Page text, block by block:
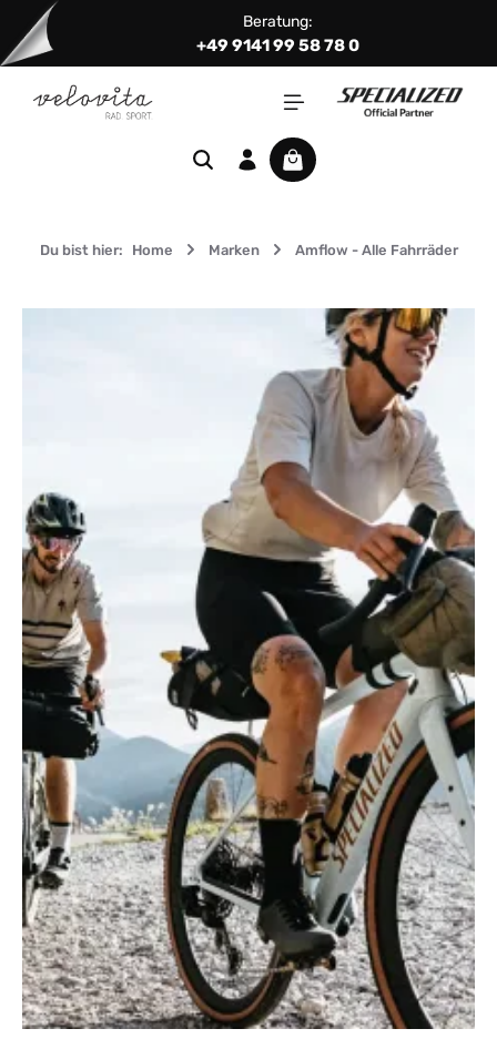
Zum Hauptinhalt springen Beratung:
+49 9141 99 58 78 0
Warenkorb enthält 0
Du bist hier: Home Marken Amflow - Alle Fahrräder